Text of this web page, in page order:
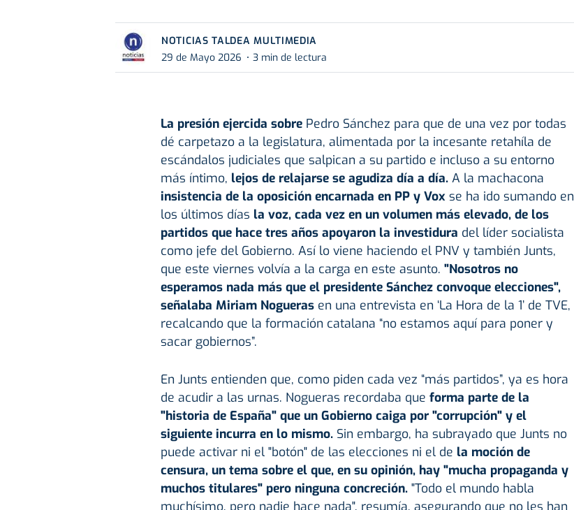
NOTICIAS TALDEA MULTIMEDIA
29 de Mayo 2026
3 min de lectura
La presión ejercida sobrePedro Sánchez para que de una vez por todas
dé carpetazo a la legislatura, alimentada por la incesante retahíla de
escándalos judiciales que salpican a su partido e incluso a su entorno
más íntimo, lejos de relajarse se agudiza día a día. A la machacona
insistencia de la oposición encarnada en PP y Voxse ha ido sumando en
los últimos días la voz, cada vez en un volumen más elevado, de los
partidos que hace tres años apoyaron la investidura del líder socialista
como jefe del Gobierno. Así lo viene haciendo el PNV y también Junts,
que este viernes volvía a la carga en este asunto. "Nosotros no
esperamos nada más que el presidente Sánchez convoque elecciones",
señalaba Miriam Noguerasen una entrevista en ‘La Hora de la 1’ de TVE,
recalcando que la formación catalana “no estamos aquí para poner y
sacar gobiernos”.
En Junts entienden que, como piden cada vez “más partidos”, ya es hora
de acudir a las urnas. Nogueras recordaba que forma parte de la
"historia de España" que un Gobierno caiga por "corrupción" y el
siguiente incurra en lo mismo.Sin embargo, ha subrayado que Junts no
puede activar ni el "botón" de las elecciones ni el de la moción de
censura, un tema sobre el que, en su opinión, hay "mucha propaganda y
muchos titulares" pero ninguna concreción. "Todo el mundo habla